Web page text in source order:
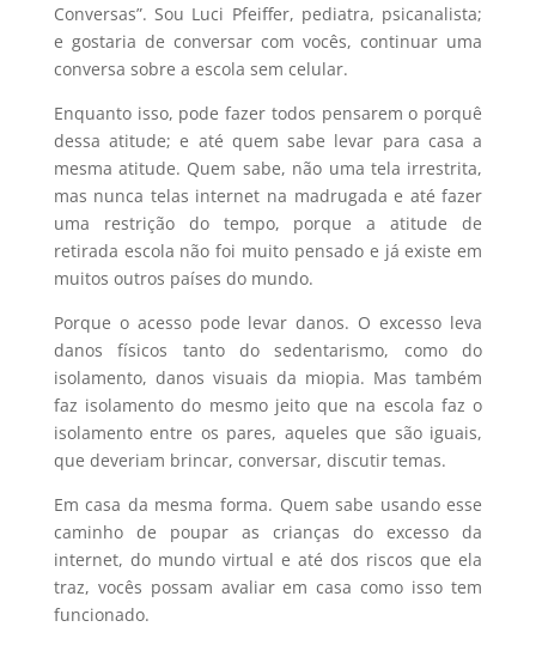
Conversas”. Sou Luci Pfeiffer, pediatra, psicanalista;
e gostaria de conversar com vocês, continuar uma
conversa sobre a escola sem celular.
Enquanto isso, pode fazer todos pensarem o porquê
dessa atitude; e até quem sabe levar para casa a
mesma atitude. Quem sabe, não uma tela irrestrita,
mas nunca telas internet na madrugada e até fazer
uma restrição do tempo, porque a atitude de
retirada escola não foi muito pensado e já existe em
muitos outros países do mundo.
Porque o acesso pode levar danos. O excesso leva
danos físicos tanto do sedentarismo, como do
isolamento, danos visuais da miopia. Mas também
faz isolamento do mesmo jeito que na escola faz o
isolamento entre os pares, aqueles que são iguais,
que deveriam brincar, conversar, discutir temas.
Em casa da mesma forma. Quem sabe usando esse
caminho de poupar as crianças do excesso da
internet, do mundo virtual e até dos riscos que ela
traz, vocês possam avaliar em casa como isso tem
funcionado.